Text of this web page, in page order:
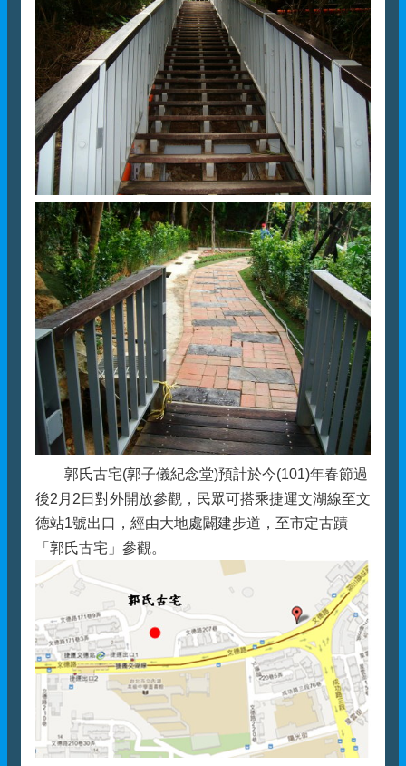
郭氏古宅(郭子儀紀念堂)預計於今(101)年春節過
後2月2日對外開放參觀，民眾可搭乘捷運文湖線至文
德站1號出口，經由大地處闢建步道，至市定古蹟
「郭氏古宅」參觀。